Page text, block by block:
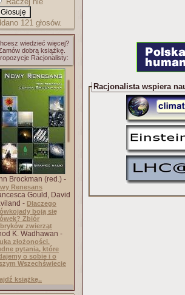
121 głosów.
wiedzieć więcej?
dobrą książkę.
Racjonalisty:
Brockman (red.) -
Renesans
Gould, David
- Dlaczego
boją się
Zbiór
zwierząt
K. Wadhawan -
złożoności.
pytania, które
o sobie i o
Wszechświecie
książkę..
Racjonalista wspiera